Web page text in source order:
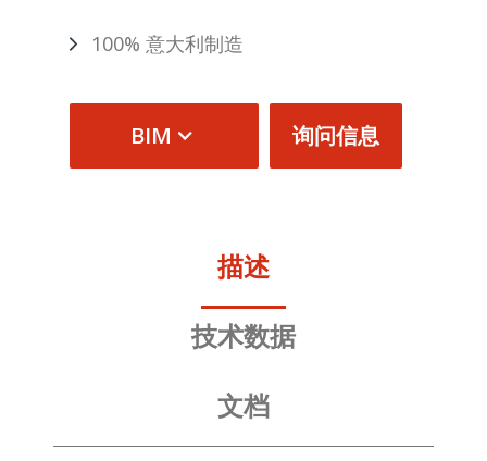
100% 意大利制造
询问信息
BIM
描述
技术数据
文档